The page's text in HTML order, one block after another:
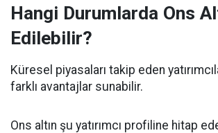
Hangi Durumlarda Ons
Edilebilir?
Küresel piyasaları takip eden
farklı avantajlar sunabilir.
Ons altın şu yatırımcı profiline hitap